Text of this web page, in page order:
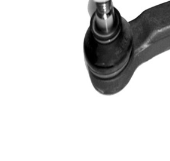
párová
čísla
výrobku
VKDY
316055